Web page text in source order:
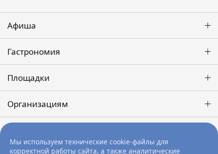
Мы используем технические cookie-файлы для
корректной работы сайта, а также аналитические
Афиша
Гастрономия
Площадки
Организациям